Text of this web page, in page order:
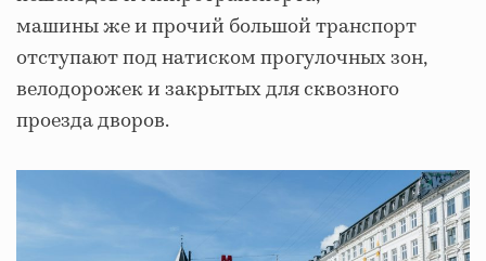
машины же и прочий большой транспорт
отступают под натиском прогулочных зон,
велодорожек и закрытых для сквозного
проезда дворов.